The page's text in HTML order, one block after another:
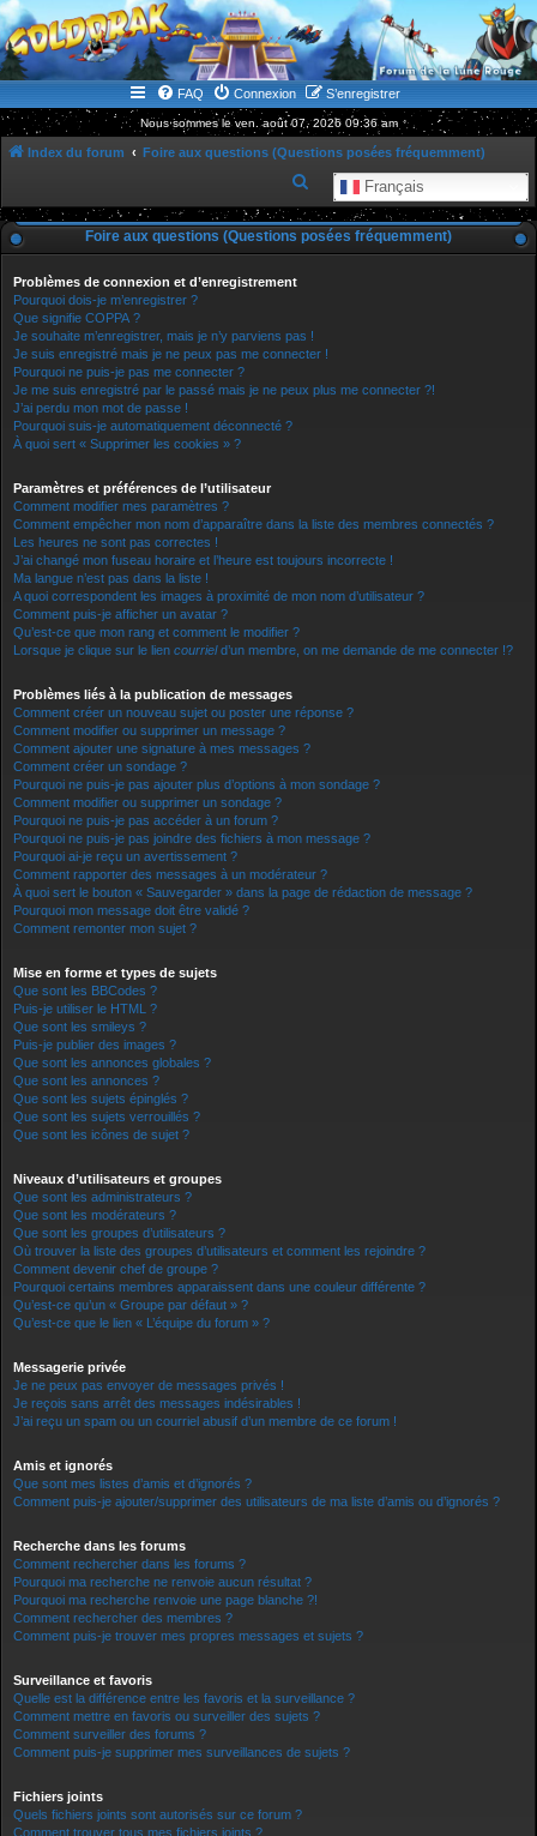
WWW.GOLDORAKGO.COM
le site de la Lune Rouge
FAQ Connexion S’enregistrer
Nous sommes le ven. août 07, 2026 09:36 am
Index du forum Foire aux questions (Questions posées fréquemment)
Français
e
c
c
Foire aux questions (Questions posées fréquemment)
Problèmes de connexion et d’enregistrement
Pourquoi dois-je m’enregistrer ?
Que signifie COPPA ?
Je souhaite m’enregistrer, mais je n’y parviens pas !
Je suis enregistré mais je ne peux pas me connecter !
Pourquoi ne puis-je pas me connecter ?
Je me suis enregistré par le passé mais je ne peux plus me connecter ?!
J’ai perdu mon mot de passe !
Pourquoi suis-je automatiquement déconnecté ?
À quoi sert « Supprimer les cookies » ?
Paramètres et préférences de l’utilisateur
Comment modifier mes paramètres ?
Comment empêcher mon nom d’apparaître dans la liste des membres connectés ?
Les heures ne sont pas correctes !
J’ai changé mon fuseau horaire et l’heure est toujours incorrecte !
Ma langue n’est pas dans la liste !
A quoi correspondent les images à proximité de mon nom d’utilisateur ?
Comment puis-je afficher un avatar ?
Qu’est-ce que mon rang et comment le modifier ?
Lorsque je clique sur le lien courrield’un membre, on me demande de me connecter !?
Problèmes liés à la publication de messages
Comment créer un nouveau sujet ou poster une réponse ?
Comment modifier ou supprimer un message ?
Comment ajouter une signature à mes messages ?
Comment créer un sondage ?
Pourquoi ne puis-je pas ajouter plus d’options à mon sondage ?
Comment modifier ou supprimer un sondage ?
Pourquoi ne puis-je pas accéder à un forum ?
Pourquoi ne puis-je pas joindre des fichiers à mon message ?
Pourquoi ai-je reçu un avertissement ?
Comment rapporter des messages à un modérateur ?
À quoi sert le bouton « Sauvegarder » dans la page de rédaction de message ?
Pourquoi mon message doit être validé ?
Comment remonter mon sujet ?
Mise en forme et types de sujets
Que sont les BBCodes ?
Puis-je utiliser le HTML ?
Que sont les smileys ?
Puis-je publier des images ?
Que sont les annonces globales ?
Que sont les annonces ?
Que sont les sujets épinglés ?
Que sont les sujets verrouillés ?
Que sont les icônes de sujet ?
Niveaux d’utilisateurs et groupes
Que sont les administrateurs ?
Que sont les modérateurs ?
Que sont les groupes d’utilisateurs ?
Où trouver la liste des groupes d’utilisateurs et comment les rejoindre ?
Comment devenir chef de groupe ?
Pourquoi certains membres apparaissent dans une couleur différente ?
Qu’est-ce qu’un « Groupe par défaut » ?
Qu’est-ce que le lien « L’équipe du forum » ?
Messagerie privée
Je ne peux pas envoyer de messages privés !
Je reçois sans arrêt des messages indésirables !
J’ai reçu un spam ou un courriel abusif d’un membre de ce forum !
Amis et ignorés
Que sont mes listes d’amis et d’ignorés ?
Comment puis-je ajouter/supprimer des utilisateurs de ma liste d’amis ou d’ignorés ?
Recherche dans les forums
Comment rechercher dans les forums ?
Pourquoi ma recherche ne renvoie aucun résultat ?
Pourquoi ma recherche renvoie une page blanche ?!
Comment rechercher des membres ?
Comment puis-je trouver mes propres messages et sujets ?
Surveillance et favoris
Quelle est la différence entre les favoris et la surveillance ?
Comment mettre en favoris ou surveiller des sujets ?
Comment surveiller des forums ?
Comment puis-je supprimer mes surveillances de sujets ?
Fichiers joints
Quels fichiers joints sont autorisés sur ce forum ?
Comment trouver tous mes fichiers joints ?